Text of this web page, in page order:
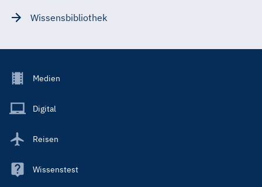
Wissensbibliothek
Footer
Main
Medien
Digital
Reisen
Wissenstest